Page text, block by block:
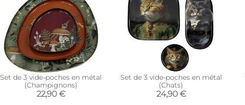
Set de 3 vide-poches en métal
(Champignons)
22,90 €
Set de 3 vide-poches en métal
(Chats)
24,90 €